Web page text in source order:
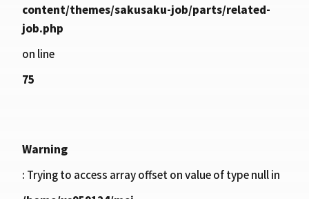
content/themes/sakusaku-job/parts/related-
job.php
on line
75
Warning
: Trying to access array offset on value of type null in